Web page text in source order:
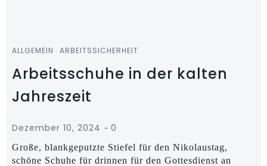
ALLGEMEIN ARBEITSSICHERHEIT
Arbeitsschuhe in der kalten
Jahreszeit
Dezember 10, 2024 - 0
Große, blankgeputzte Stiefel für den Nikolaustag,
schöne Schuhe für drinnen für den Gottesdienst an